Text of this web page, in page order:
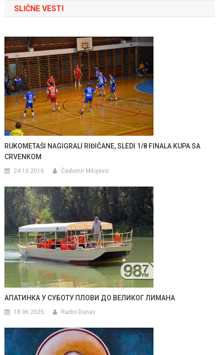
SLIČNE VESTI
RUKOMETAŠI NAGIGRALI RIĐIČANE, SLEDI 1/8 FINALA KUPA SA
CRVENKOM
24.10.2016. Čedomir Milojević
АПАТИНКА У СУБОТУ ПЛОВИ ДО ВЕЛИКОГ ЛИМАНА
18.06.2025. Radio Dunav